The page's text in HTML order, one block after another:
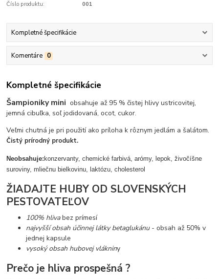
Číslo produktu: 001
Kompletné špecifikácie
Komentáre 0
Kompletné špecifikácie
Šampioniky miniobsahuje až 95 % čistej hlivy ustricovitej,
jemná cibuľka, soľ jodidovaná, ocot, cukor.
Veľmi chutná je pri použití ako príloha k rôznym jedlám a šalátom.
Čistý prírodný produkt.
Neobsahuje:konzervanty, chemické farbivá, arómy, lepok, živočíšne
suroviny, mliečnu bielkovinu, laktózu, cholesterol
ŽIADAJTE HUBY OD SLOVENSKÝCH
PESTOVATEĽOV
100% hlivabez prímesí
najvyšší obsah účinnej látky betaglukánu- obsah až 50% v
jednej kapsule
vysoký obsah hubovej vlákniny
Prečo je hliva prospešná ?